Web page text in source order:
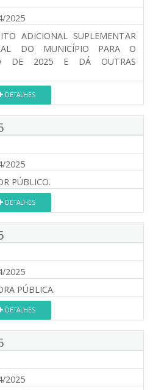
2025
ADICIONAL SUPLEMENTAR
DO MUNICÍPIO PARA O
DE 2025 E DÁ OUTRAS
DETALHES
2025
PÚBLICO.
DETALHES
2025
PÚBLICA.
DETALHES
2025